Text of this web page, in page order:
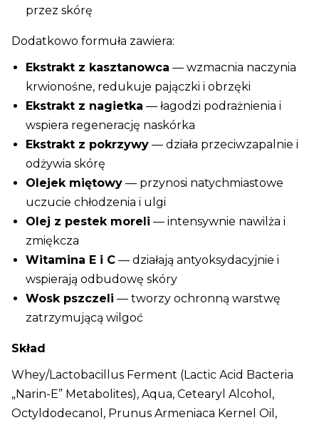
przez skórę
Dodatkowo formuła zawiera:
Ekstrakt z kasztanowca — wzmacnia naczynia
krwionośne, redukuje pajączki i obrzęki
Ekstrakt z nagietka — łagodzi podrażnienia i
wspiera regenerację naskórka
Ekstrakt z pokrzywy — działa przeciwzapalnie i
odżywia skórę
Olejek miętowy — przynosi natychmiastowe
uczucie chłodzenia i ulgi
Olej z pestek moreli — intensywnie nawilża i
zmiękcza
Witamina E i C — działają antyoksydacyjnie i
wspierają odbudowę skóry
Wosk pszczeli — tworzy ochronną warstwę
zatrzymującą wilgoć
Skład
Whey/Lactobacillus Ferment (Lactic Acid Bacteria
„Narin-E” Metabolites), Aqua, Cetearyl Alcohol,
Octyldodecanol, Prunus Armeniaca Kernel Oil,